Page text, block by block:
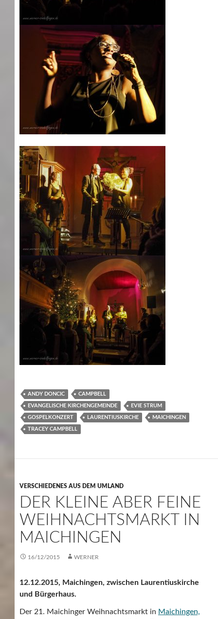
ANDY DONCIC CAMPBELL
EVANGELISCHE KIRCHENGEMEINDE EVIE STRUM
GOSPELKONZERT LAURENTIUSKIRCHE MAICHINGEN
TRACEY CAMPBELL
VERSCHIEDENES AUS DEM UMLAND
DER KLEINE ABER FEINE
WEIHNACHTSMARKT IN
MAICHINGEN
16/12/2015 WERNER
12.12.2015, Maichingen, zwischen Laurentiuskirche
und Bürgerhaus.
Der 21. Maichinger Weihnachtsmarkt in Maichingen,